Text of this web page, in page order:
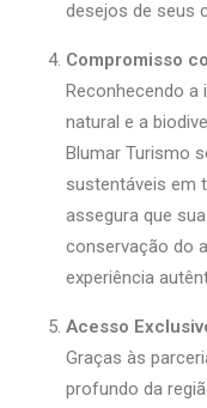
desejos de seus
Compromisso
Reconhecendo
natural e a
Blumar Turismo
sustentáveis em
assegura que
conservação do
experiência
Acesso
Graças às
profundo da